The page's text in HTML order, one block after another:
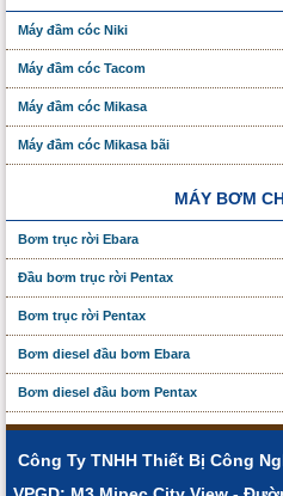
Máy đầm cóc Niki
Máy đầm cóc Tacom
Máy đầm cóc Mikasa
Máy đầm cóc Mikasa bãi
MÁY BƠM
Bơm trục rời Ebara
Đầu bơm trục rời Pentax
Bơm trục rời Pentax
Bơm diesel đầu bơm Ebara
Bơm diesel đầu bơm Pentax
Công Ty TNHH Thiết Bị Công